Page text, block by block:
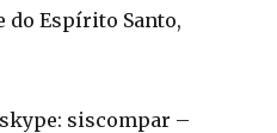
do Espírito Santo,
siscompar –